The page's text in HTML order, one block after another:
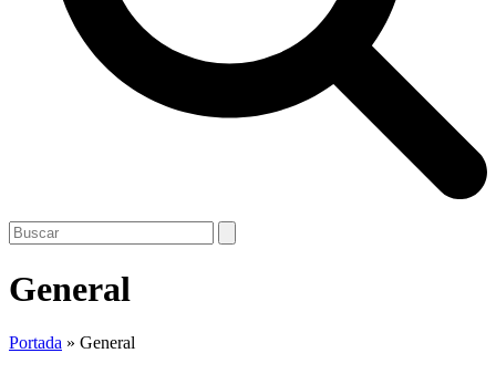
Open
mobile
Close
mobile
Search
General
Portada » General